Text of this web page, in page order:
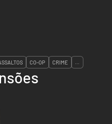
CO-OP CRIME ...